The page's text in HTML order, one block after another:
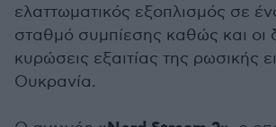
ελαττωματικός εξοπλισμός σε
σταθμό συμπίεσης καθώς και οι
κυρώσεις εξαιτίας της ρωσικής
Ουκρανία.